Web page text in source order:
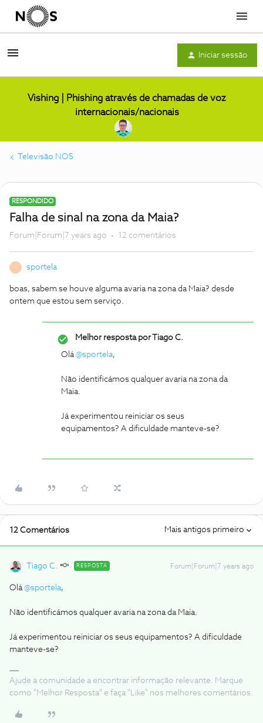
Menu
Iniciar sessão
Vishing | Phishing através de chamadas de voz
internacionais/nacionais
Televisão NOS
RESPONDIDO
Falha de sinal na zona da Maia?
Forum|Forum|7 years ago 12 comentários
S sportela
boas, sabem se houve alguma avaria na zona da Maia? desde
ontem que estou sem serviço.
Melhor resposta porTiago C.
Olá@sportela,
Não identificámos qualquer avaria na zona da
Maia.
Já experimentou reiniciar os seus
equipamentos? A dificuldade manteve-se?
12 Comentários Mais antigos primeiro
Tiago C. RESPOSTA Forum|Forum|7 years ago
Olá@sportela,
Não identificámos qualquer avaria na zona da Maia.
Já experimentou reiniciar os seus equipamentos? A dificuldade
manteve-se?
Ajude a comunidade a encontrar informação relevante. Marque
como "Melhor Resposta" e faça "Like" nos melhores comentários.